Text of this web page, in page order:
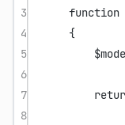
3
function
4
{
5
6
7
8